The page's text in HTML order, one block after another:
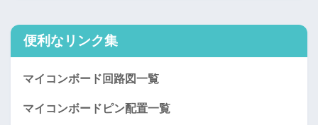
便利なリンク集
マイコンボード回路図一覧
マイコンボードピン配置一覧